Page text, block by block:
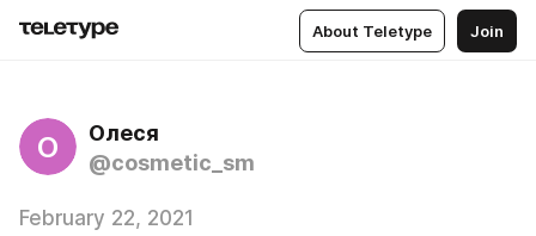
About Teletype Join
О
Олеся
@cosmetic_sm
February 22, 2021